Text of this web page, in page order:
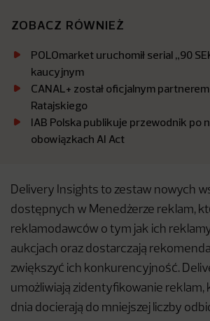
ZOBACZ RÓWNIEŻ
POLOmarket uruchomił serial „90
kaucyjnym
CANAL+ został oficjalnym
Ratajskiego
IAB Polska publikuje przewodnik po
obowiązkach AI Act
Delivery Insights to zestaw nowych
dostępnych w Menedżerze reklam,
reklamodawców o tym jak ich
aukcjach oraz dostarczają
zwiększyć ich konkurencyjność.
umożliwiają zidentyfikowanie reklam,
dnia docierają do mniejszej liczby